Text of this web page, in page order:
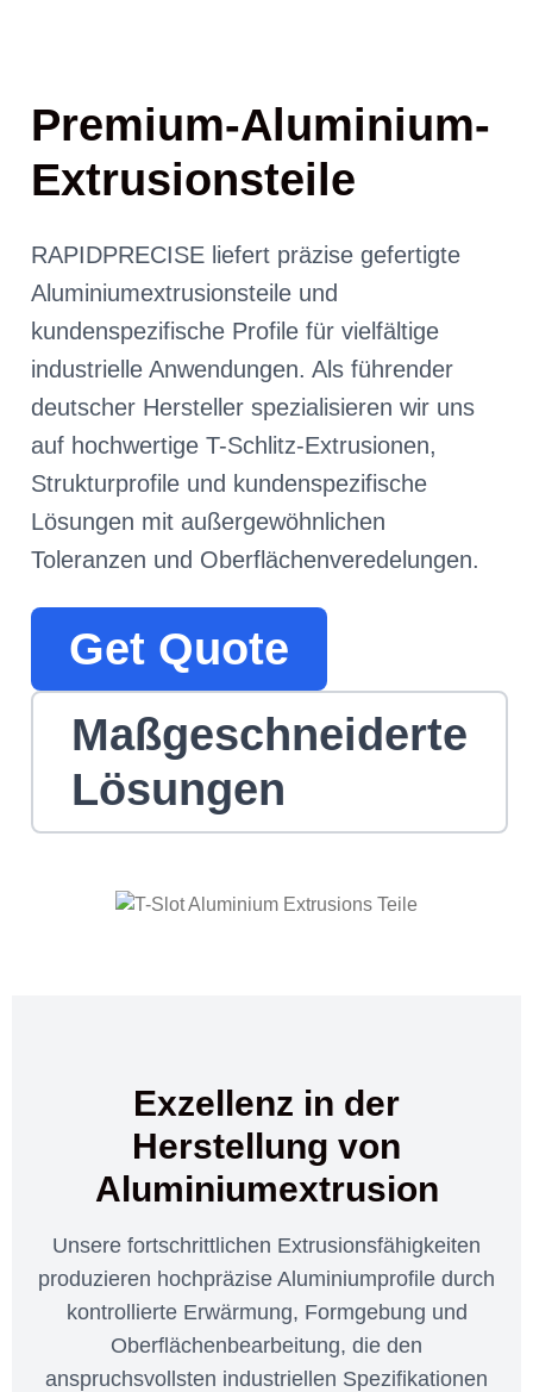
Premium-Aluminium-
Extrusionsteile
RAPIDPRECISE liefert präzise gefertigte
Aluminiumextrusionsteile und
kundenspezifische Profile für vielfältige
industrielle Anwendungen. Als führender
deutscher Hersteller spezialisieren wir uns
auf hochwertige T-Schlitz-Extrusionen,
Strukturprofile und kundenspezifische
Lösungen mit außergewöhnlichen
Toleranzen und Oberflächenveredelungen.
Get Quote
Maßgeschneiderte
Lösungen
Exzellenz in der
Herstellung von
Aluminiumextrusion
Unsere fortschrittlichen Extrusionsfähigkeiten
produzieren hochpräzise Aluminiumprofile durch
kontrollierte Erwärmung, Formgebung und
Oberflächenbearbeitung, die den
anspruchsvollsten industriellen Spezifikationen